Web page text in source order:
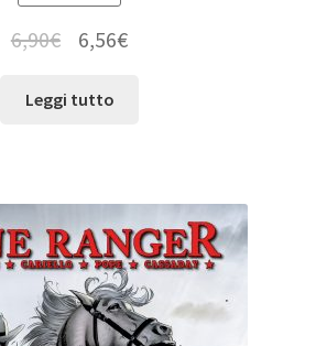
6,90€ 6,56€
Leggi tutto